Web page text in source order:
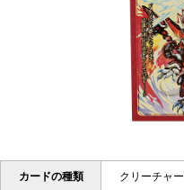
カードの種類 クリーチャー